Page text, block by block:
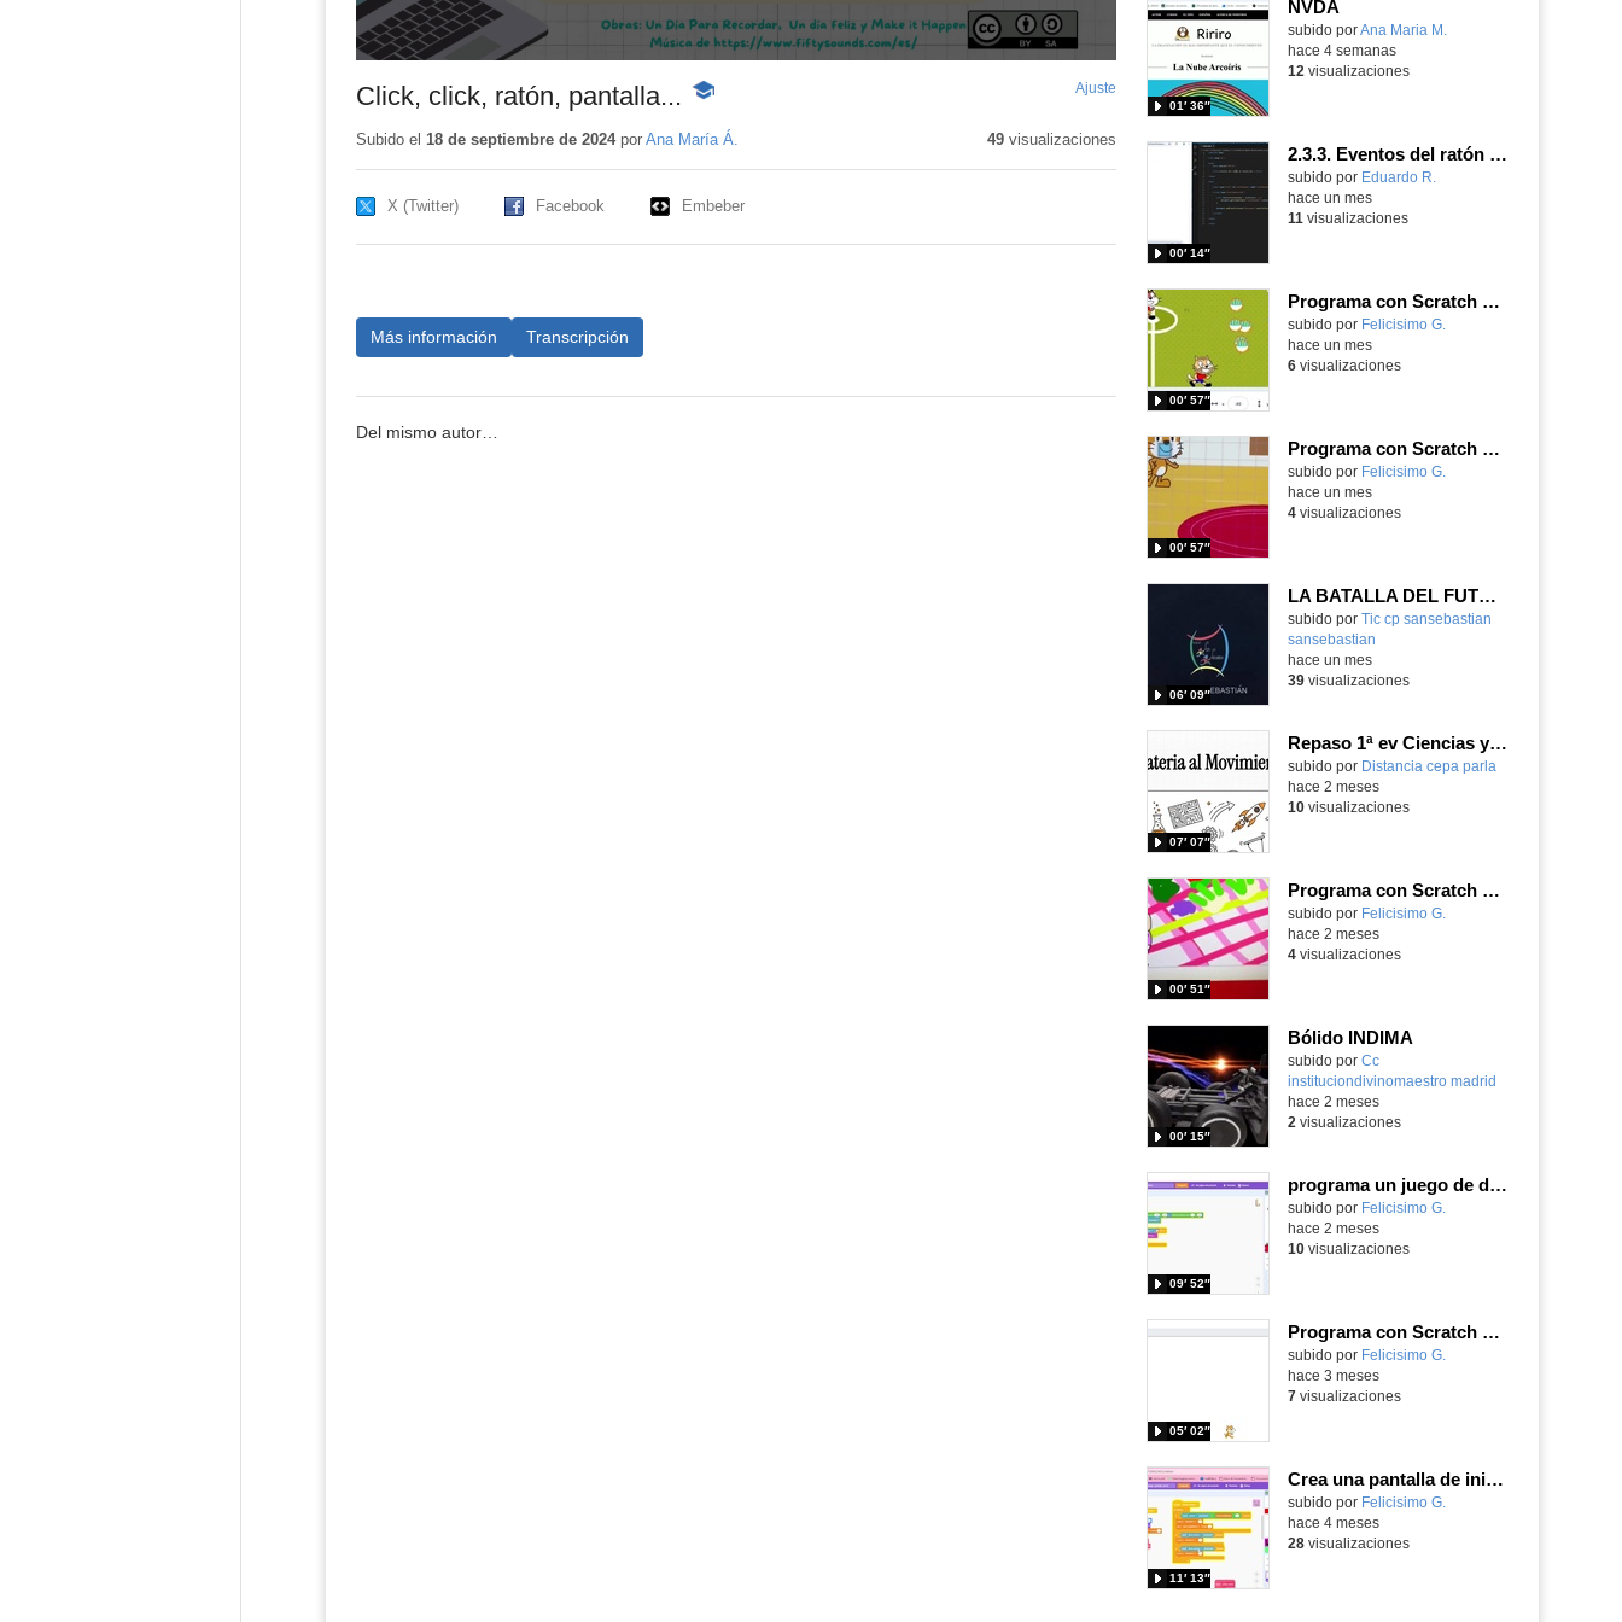
Click, click, ratón, pantalla...
-
educativo
Ajuste
pantalla
Subido el 18 de septiembre de 2024por Ana María Á. 49visualizaciones
X (Twitter) Facebook Embeber
Más información Transcripción
Del mismo autor…
NVDA
subido porAna Maria M.
01′ 36″
hace 4 semanas
12 visualizaciones
2.3.3. Eventos del ratón en JavaScript.
Contenido educativo.
subido por Eduardo R.
00′ 14″
hace un mes
11 visualizaciones
Programa con Scratch un juego de futbol para practicar el Tikitaka contra Uruguay
Contenido educativo.
subido por Felicisimo G.
00′ 57″
hace un mes
6visualizaciones
Programa con Scratch Jr usando el bloque de tiempo y de interacción entre personajes
Contenido educativo.
subido por Felicisimo G.
00′ 57″
hace un mes
4visualizaciones
LA BATALLA DEL FUTURO
Contenido educativo.
subido por Tic cp sansebastian
sansebastian
06′ 09″
hace un mes
39visualizaciones
Repaso 1ª ev Ciencias y Tecnología ESO nivel1
Contenido educativo.
subido por Distancia cepa parla
07′ 07″
hace 2 meses
10visualizaciones
Programa con Scratch Jr la cadena desde la granja al supermercado
Contenido educativo.
subido por Felicisimo G.
00′ 51″
hace 2 meses
4visualizaciones
Bólido INDIMA
Contenido educativo.
subido por Cc
instituciondivinomaestro madrid
00′ 15″
hace 2 meses
2 visualizaciones
programa un juego de disparos con las letras de valores trabajando el ángulo.
Contenido educativo.
subido por Felicisimo G.
09′ 52″
hace 2 meses
10visualizaciones
Programa con Scratch una animación de persecución de un gato y protege al ratón con un encantamiento
Contenido educativo.
subido por Felicisimo G.
05′ 02″
hace 3 meses
7visualizaciones
Crea una pantalla de inicio con Scratch para empezar tus juegos dando instrucciones
Contenido educativo.
subido por Felicisimo G.
11′ 13″
hace 4 meses
28visualizaciones